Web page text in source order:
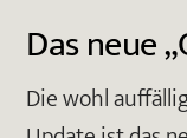
Das neue
Die wohl